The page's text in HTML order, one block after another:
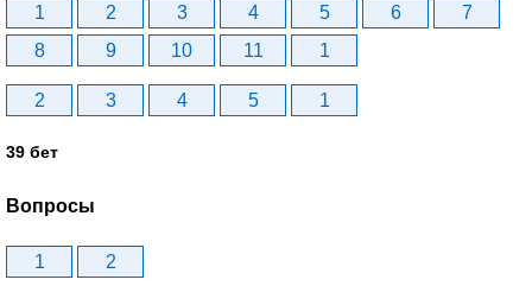
1 2 3 4 5 6
7
8
9 10 11 1
2 3 4 5 1
39 бет
Вопросы
1 2